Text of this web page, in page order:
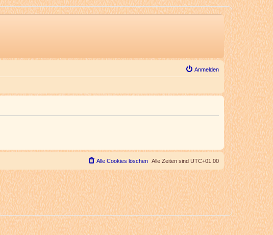
Anmelden
Alle Zeiten sind UTC+01:00
Alle Cookies löschen